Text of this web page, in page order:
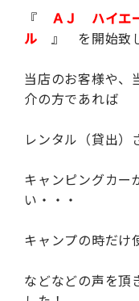
『
ＡＪ ハイエ
ル 』 を開始致
当店のお客様や、
介の方であれば
レンタル（貸出）
キャンピングカー
い・・・
キャンプの時だけ
などなどの声を頂